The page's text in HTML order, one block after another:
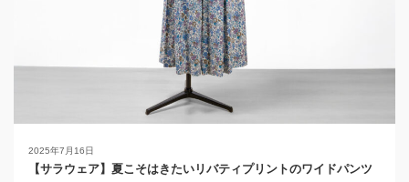
2025年7月16日
【サラウェア】夏こそはきたいリバティプリントのワイドパンツ